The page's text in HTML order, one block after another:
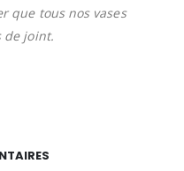
que tous nos vases
de joint.